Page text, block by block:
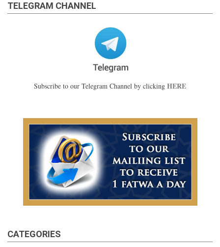
TELEGRAM CHANNEL
Subscribe to our Telegram Channel by clicking HERE
CATEGORIES